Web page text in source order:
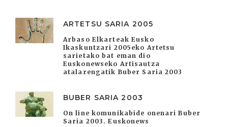
ARTETSU SARIA 2005
Arbaso Elkarteak Eusko
Ikaskuntzari 2005eko Artetsu
sarietako bat eman dio
Euskonewseko Artisautza
atalarengatik Buber Saria 2003
BUBER SARIA 2003
On line komunikabide onenari Buber
Saria 2003. Euskonews